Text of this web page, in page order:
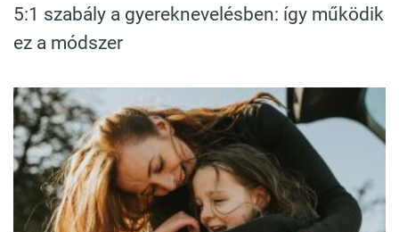
5:1 szabály a gyereknevelésben: így működik
ez a módszer